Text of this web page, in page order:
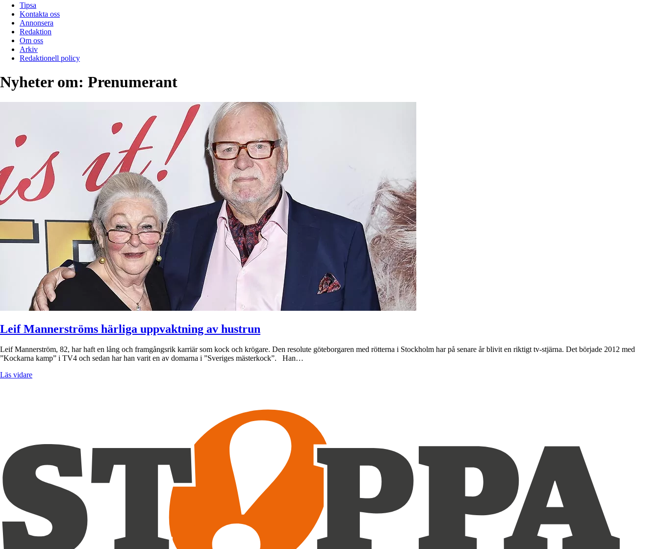
Tipsa
Kontakta oss
Annonsera
Redaktion
Om oss
Arkiv
Redaktionell policy
Nyheter om: Prenumerant
Leif Mannerströms härliga uppvaktning av hustrun
Leif Mannerström, 82, har haft en lång och framgångsrik karriär som kock och krögare. Den resolute göteborgaren med rötterna i Stockholm har på senare år blivit en riktigt tv-stjärna. Det började 2012 med
”Kockarna kamp” i TV4 och sedan har han varit en av domarna i ”Sveriges mästerkock”. Han…
Läs vidare